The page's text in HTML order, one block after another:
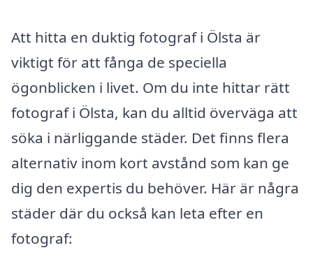
Att hitta en duktig fotograf i Ölsta är
viktigt för att fånga de speciella
ögonblicken i livet. Om du inte hittar rätt
fotograf i Ölsta, kan du alltid överväga att
söka i närliggande städer. Det finns flera
alternativ inom kort avstånd som kan ge
dig den expertis du behöver. Här är några
städer där du också kan leta efter en
fotograf: